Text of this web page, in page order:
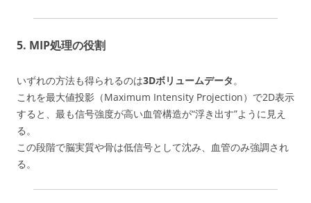
5. MIP処理の役割
いずれの方法も得られるのは3Dボリュームデータ。
これを最大値投影（Maximum Intensity Projection）で2D表示
すると、最も信号強度が高い血管構造が“浮き出す”ように見え
る。
この段階で脳実質や骨は低信号として沈み、血管のみ強調され
る。